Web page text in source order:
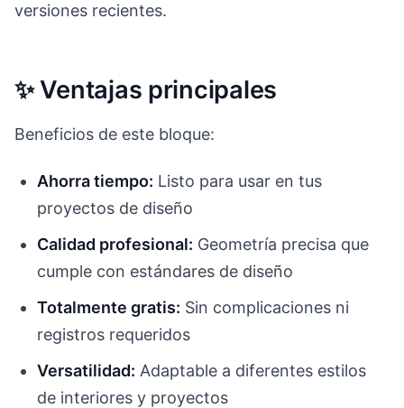
versiones recientes.
✨ Ventajas principales
Beneficios de este bloque:
Ahorra tiempo: Listo para usar en tus
proyectos de diseño
Calidad profesional: Geometría precisa que
cumple con estándares de diseño
Totalmente gratis: Sin complicaciones ni
registros requeridos
Versatilidad: Adaptable a diferentes estilos
de interiores y proyectos